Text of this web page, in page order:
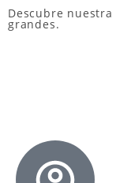
Descubre nuestra
grandes.